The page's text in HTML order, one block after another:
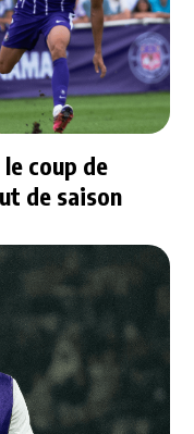
coup de
de saison